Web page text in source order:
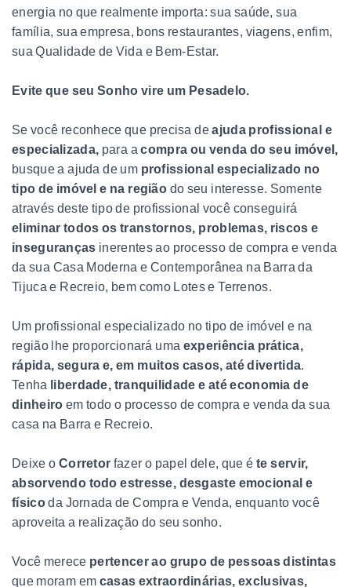
energia no que realmente importa: sua saúde, sua
família, sua empresa, bons restaurantes, viagens, enfim,
sua Qualidade de Vida e Bem-Estar.
Evite que seu Sonho vire um Pesadelo.
Se você reconhece que precisa deajuda profissional e
especializada, para acompra ou venda do seu imóvel,
busque a ajuda de um profissional especializado no
tipo de imóvel e na região do seu interesse. Somente
através deste tipo de profissional você conseguirá
eliminar todos os transtornos, problemas, riscos e
inseguranças inerentes ao processo de compra e venda
da sua Casa Moderna e Contemporânea na Barra da
Tijuca e Recreio, bem como Lotes e Terrenos.
Um profissional especializado no tipo de imóvel e na
região lhe proporcionará uma experiência prática,
rápida, segura e, em muitos casos, até divertida.
Tenha liberdade, tranquilidade e até economia de
dinheiro em todo o processo de compra e venda da sua
casa na Barra e Recreio.
Deixe o Corretor fazer o papel dele, que éte servir,
absorvendo todo estresse, desgaste emocional e
físicoda Jornada de Compra e Venda, enquanto você
aproveita a realização do seu sonho.
Você merece pertencer ao grupo de pessoas distintas
que moram em casas extraordinárias, exclusivas,